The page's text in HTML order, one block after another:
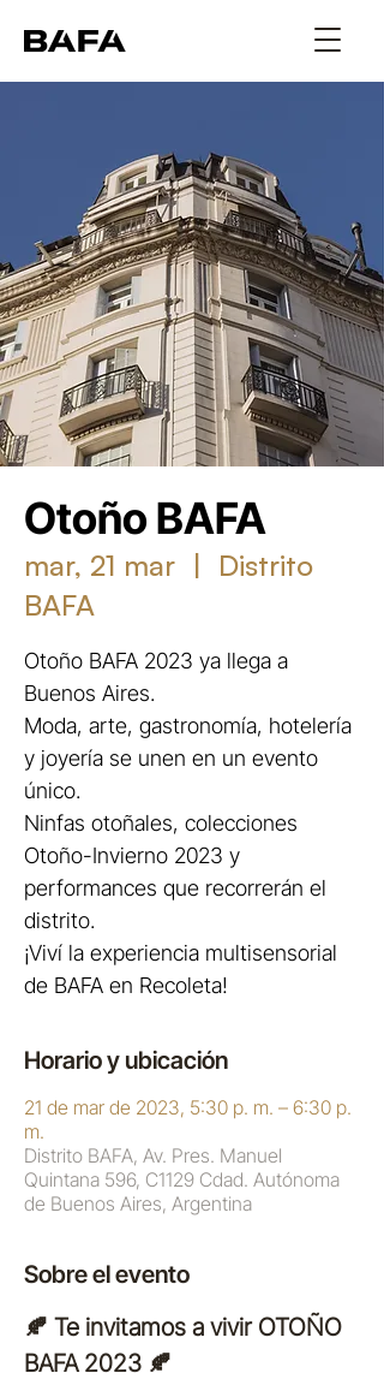
Otoño BAFA
mar, 21 mar
  |
Distrito
BAFA
Otoño BAFA 2023 ya llega a
Buenos Aires.
Moda, arte, gastronomía, hotelería
y joyería se unen en un evento
único.
Ninfas otoñales, colecciones
Otoño-Invierno 2023 y
performances que recorrerán el
distrito.
¡Viví la experiencia multisensorial
de BAFA en Recoleta!
Horario y ubicación
21 de mar de 2023, 5:30 p. m. – 6:30 p.
m.
Distrito BAFA, Av. Pres. Manuel
Quintana 596, C1129 Cdad. Autónoma
de Buenos Aires, Argentina
Sobre el evento
🍂 Te invitamos a vivir OTOÑO
BAFA 2023 🍂